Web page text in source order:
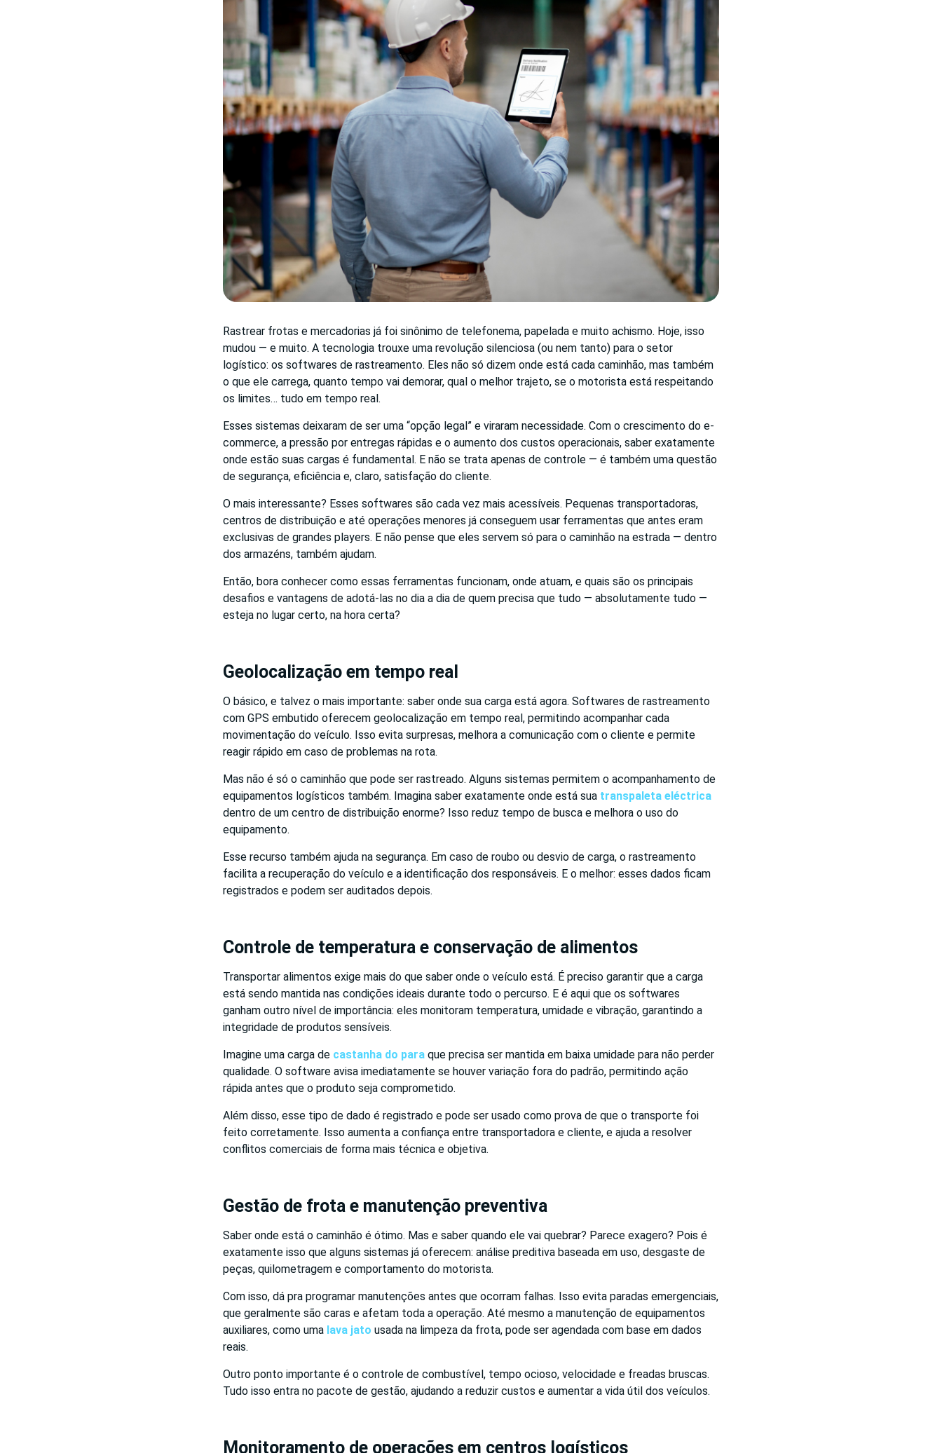
Rastrear frotas e mercadorias já foi sinônimo de telefonema, papelada e muito achismo. Hoje, isso
mudou — e muito. A tecnologia trouxe uma revolução silenciosa (ou nem tanto) para o setor
logístico: os softwares de rastreamento. Eles não só dizem onde está cada caminhão, mas também
o que ele carrega, quanto tempo vai demorar, qual o melhor trajeto, se o motorista está respeitando
os limites… tudo em tempo real.
Esses sistemas deixaram de ser uma “opção legal” e viraram necessidade. Com o crescimento do e-
commerce, a pressão por entregas rápidas e o aumento dos custos operacionais, saber exatamente
onde estão suas cargas é fundamental. E não se trata apenas de controle — é também uma questão
de segurança, eficiência e, claro, satisfação do cliente.
O mais interessante? Esses softwares são cada vez mais acessíveis. Pequenas transportadoras,
centros de distribuição e até operações menores já conseguem usar ferramentas que antes eram
exclusivas de grandes players. E não pense que eles servem só para o caminhão na estrada — dentro
dos armazéns, também ajudam.
Então, bora conhecer como essas ferramentas funcionam, onde atuam, e quais são os principais
desafios e vantagens de adotá-las no dia a dia de quem precisa que tudo — absolutamente tudo —
esteja no lugar certo, na hora certa?
Geolocalização em tempo real
O básico, e talvez o mais importante: saber onde sua carga está agora. Softwares de rastreamento
com GPS embutido oferecem geolocalização em tempo real, permitindo acompanhar cada
movimentação do veículo. Isso evita surpresas, melhora a comunicação com o cliente e permite
reagir rápido em caso de problemas na rota.
Mas não é só o caminhão que pode ser rastreado. Alguns sistemas permitem o acompanhamento de
equipamentos logísticos também. Imagina saber exatamente onde está sua transpaleta eléctrica
dentro de um centro de distribuição enorme? Isso reduz tempo de busca e melhora o uso do
equipamento.
Esse recurso também ajuda na segurança. Em caso de roubo ou desvio de carga, o rastreamento
facilita a recuperação do veículo e a identificação dos responsáveis. E o melhor: esses dados ficam
registrados e podem ser auditados depois.
Controle de temperatura e conservação de alimentos
Transportar alimentos exige mais do que saber onde o veículo está. É preciso garantir que a carga
está sendo mantida nas condições ideais durante todo o percurso. E é aqui que os softwares
ganham outro nível de importância: eles monitoram temperatura, umidade e vibração, garantindo a
integridade de produtos sensíveis.
Imagine uma carga de castanha do para que precisa ser mantida em baixa umidade para não perder
qualidade. O software avisa imediatamente se houver variação fora do padrão, permitindo ação
rápida antes que o produto seja comprometido.
Além disso, esse tipo de dado é registrado e pode ser usado como prova de que o transporte foi
feito corretamente. Isso aumenta a confiança entre transportadora e cliente, e ajuda a resolver
conflitos comerciais de forma mais técnica e objetiva.
Gestão de frota e manutenção preventiva
Saber onde está o caminhão é ótimo. Mas e saber quando ele vai quebrar? Parece exagero? Pois é
exatamente isso que alguns sistemas já oferecem: análise preditiva baseada em uso, desgaste de
peças, quilometragem e comportamento do motorista.
Com isso, dá pra programar manutenções antes que ocorram falhas. Isso evita paradas emergenciais,
que geralmente são caras e afetam toda a operação. Até mesmo a manutenção de equipamentos
auxiliares, como uma lava jato usada na limpeza da frota, pode ser agendada com base em dados
reais.
Outro ponto importante é o controle de combustível, tempo ocioso, velocidade e freadas bruscas.
Tudo isso entra no pacote de gestão, ajudando a reduzir custos e aumentar a vida útil dos veículos.
Monitoramento de operações em centros logísticos